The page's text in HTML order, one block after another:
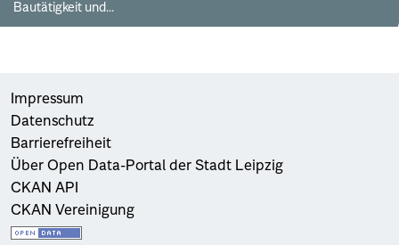
Bautätigkeit und...
Impressum
Datenschutz
Barrierefreiheit
Über Open Data-Portal der Stadt Leipzig
CKAN API
CKAN Vereinigung